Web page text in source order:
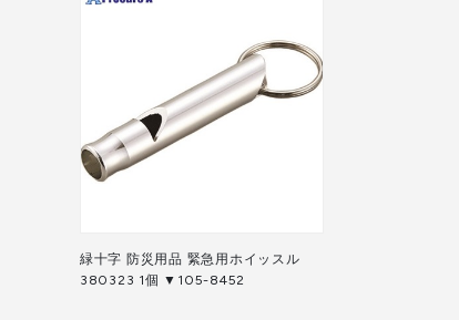
緑十字 防災用品 緊急用ホイッスル
380323 1個 ▼105-8452